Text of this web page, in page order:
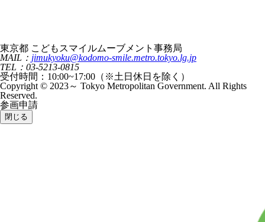
東京都 こどもスマイルムーブメント事務局
MAIL： jimukyoku@kodomo-smile.metro.tokyo.lg.jp
TEL：03-5213-0815
受付時間：10:00~17:00（※土日休日を除く）
Copyright © 2023～ Tokyo Metropolitan Government. All Rights
Reserved.
参画申請
閉じる